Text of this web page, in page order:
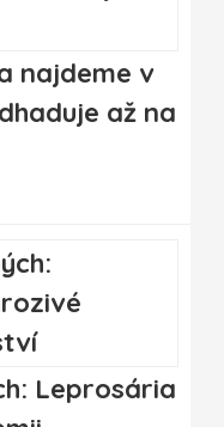
najdeme v
až na
Leprosária